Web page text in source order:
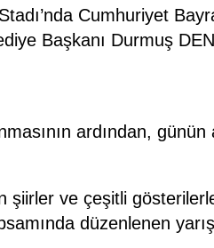
Cumhuriyet
Başkanı Durmuş
ardından,
şiirler ve çeşitli
düzenlenen